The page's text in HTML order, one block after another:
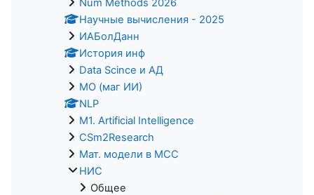
Num Methods 2026
Научные вычисления - 2025
ИАБолДанн
История инф
Data Scince и АД
МО (маг ИИ)
NLP
M1. Artificial Intelligence
CSm2Research
Мат. модели в МСС
НИС
Общее